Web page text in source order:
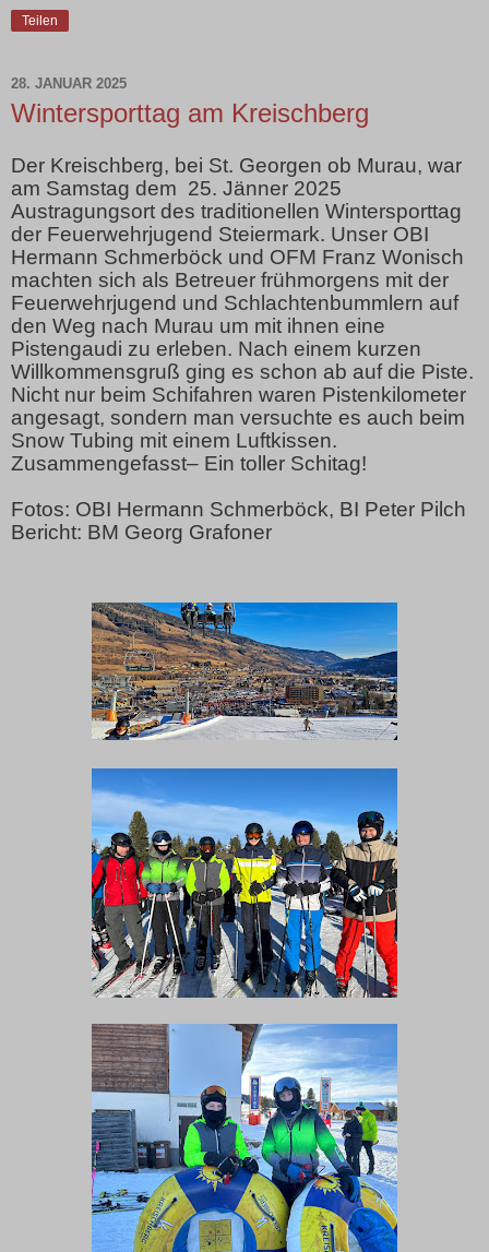
Teilen
28. JANUAR 2025
Wintersporttag am Kreischberg
Der Kreischberg, bei St. Georgen ob Murau, war
am Samstag dem 25. Jänner 2025
Austragungsort des traditionellen Wintersporttag
der Feuerwehrjugend Steiermark. Unser OBI
Hermann Schmerböck und OFM Franz Wonisch
machten sich als Betreuer frühmorgens mit der
Feuerwehrjugend und Schlachtenbummlern auf
den Weg nach Murau um mit ihnen eine
Pistengaudi zu erleben. Nach einem kurzen
Willkommensgruß ging es schon ab auf die Piste.
Nicht nur beim Schifahren waren Pistenkilometer
angesagt, sondern man versuchte es auch beim
Snow Tubing mit einem Luftkissen.
Zusammengefasst– Ein toller Schitag!
Fotos: OBI Hermann Schmerböck, BI Peter Pilch
Bericht: BM Georg Grafoner